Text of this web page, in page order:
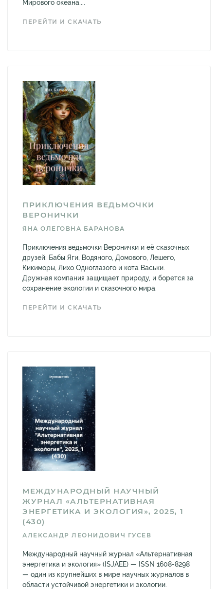
Мирового океана....
ПЕРЕЙТИ И СКАЧАТЬ
ПРИКЛЮЧЕНИЯ ВЕДЬМОЧКИ
ВЕРОНИЧКИ
ЯНА ОЛЕГОВНА БАРАНОВА
Приключения ведьмочки Веронички и её сказочных
друзей: Бабы Яги, Водяного, Домового, Лешего,
Кикиморы, Лихо Одноглазого и кота Васьки.
Дружная компания защищает природу, и борется за
сохранение экологии и сказочного мира.
ПЕРЕЙТИ И СКАЧАТЬ
МЕЖДУНАРОДНЫЙ НАУЧНЫЙ
ЖУРНАЛ «АЛЬТЕРНАТИВНАЯ
ЭНЕРГЕТИКА И ЭКОЛОГИЯ», 2025, 1
(430)
АЛЕКСАНДР ЛЕОНИДОВИЧ ГУСЕВ
Международный научный журнал «Альтернативная
энергетика и экология» (ISJAEE) — ISSN 1608-8298
— один из крупнейших в мире научных журналов в
области устойчивой энергетики и экологии.